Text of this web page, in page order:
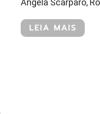
Angela Scarparo,
LEIA MAIS